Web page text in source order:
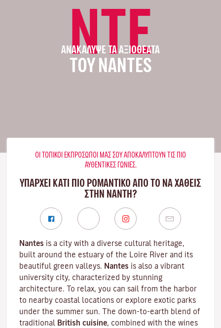
NTE
ΑΝΑΚΆΛΥΨΕ ΤΑ ΑΞΙΟΘΈΑΤΑ
ΤΟΥ NANTES
ΟΙ ΤΟΠΙΚΟΊ ΕΚΠΡΌΣΩΠΟΊ ΜΑΣ ΣΟΥ ΑΠΟΚΑΛΎΠΤΟΥΝ ΤΙΣ ΠΙΟ
ΑΥΘΕΝΤΙΚΈΣ ΓΩΝΙΈΣ.
ΥΠΑΡΧΕΙ ΚΑΤΙ ΠΙΟ ΡΟΜΑΝΤΙΚΟ ΑΠΟ ΤΟ ΝΑ ΧΑΘΕΙΣ
ΣΤΗΝ ΝΆΝΤΗ?
Nantes is a city with a diverse cultural heritage,
built around the estuary of the Loire River and its
beautiful green valleys. Nantes is also a vibrant
university city, characterized by stunning
architecture. To relax, you can sail from the harbor
to nearby coastal locations or explore exotic parks
under the summer sun. The down-to-earth blend of
traditional British cuisine, combined with the wines